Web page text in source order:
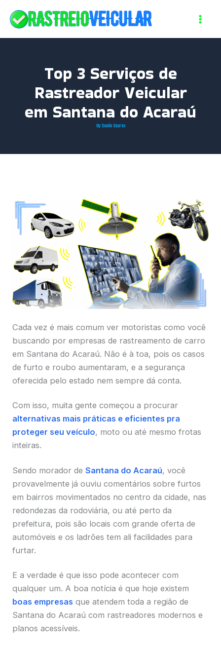
Top 3 Serviços de
Rastreador Veicular
em Santana do Acaraú
ByDanilo Soares
Cada vez é mais comum ver motoristas como você
buscando por empresas de rastreamento de carro
em Santana do Acaraú. Não é à toa, pois os casos
de furto e roubo aumentaram, e a segurança
oferecida pelo estado nem sempre dá conta.
Com isso, muita gente começou a procurar
alternativas mais práticas e eficientes pra
proteger seu veículo, moto ou até mesmo frotas
inteiras.
Sendo morador deSantana do Acaraú, você
provavelmente já ouviu comentários sobre furtos
em bairros movimentados no centro da cidade, nas
redondezas da rodoviária, ou até perto da
prefeitura, pois são locais com grande oferta de
automóveis e os ladrões tem ali facilidades para
furtar.
E a verdade é que isso pode acontecer com
qualquer um. A boa notícia é que hoje existem
boas empresas que atendem toda a região de
Santana do Acaraú com rastreadores modernos e
planos acessíveis.